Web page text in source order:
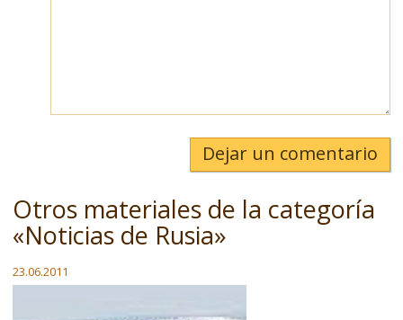
Dejar un comentario
Otros materiales de la categoría
«Noticias de Rusia»
23.06.2011